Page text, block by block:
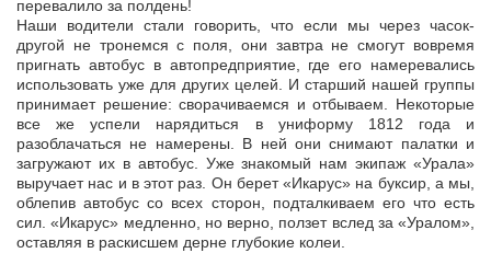
перевалило за полдень!
Наши водители стали говорить, что если мы через часок-
другой не тронемся с поля, они завтра не смогут вовремя
пригнать автобус в автопредприятие, где его намеревались
использовать уже для других целей. И старший нашей группы
принимает решение: сворачиваемся и отбываем. Некоторые
все же успели нарядиться в униформу 1812 года и
разоблачаться не намерены. В ней они снимают палатки и
загружают их в автобус. Уже знакомый нам экипаж «Урала»
выручает нас и в этот раз. Он берет «Икарус» на буксир, а мы,
облепив автобус со всех сторон, подталкиваем его что есть
сил. «Икарус» медленно, но верно, ползет вслед за «Уралом»,
оставляя в раскисшем дерне глубокие колеи.